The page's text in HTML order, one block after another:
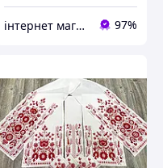
інтернет магазин -весільний декор 97%